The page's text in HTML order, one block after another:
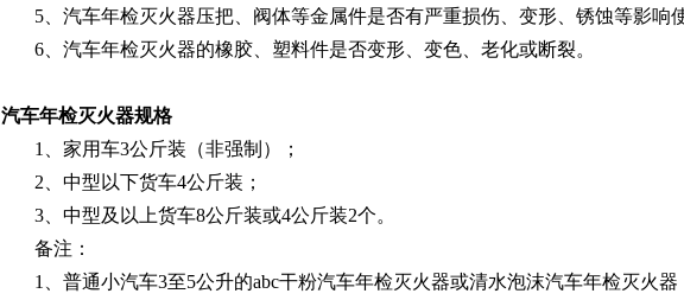
5、汽车年检灭火器压把、阀体等金属件是否有严重损伤、变形、锈蚀等影响
6、汽车年检灭火器的橡胶、塑料件是否变形、变色、老化或断裂。
汽车年检灭火器规格
1、家用车3公斤装 （非强制 ）；
2、中型以下货车4公斤装 ；
3、中型及以上货车8公斤装或4公斤装2个。
备注：
1、普通小汽车3至5公升的abc干粉汽车年检灭火器或清水泡沫汽车年检灭火器